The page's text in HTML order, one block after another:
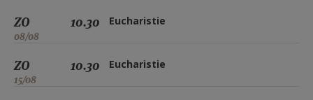
ZO
08/08
10.30 Eucharistie
ZO
15/08
10.30 Eucharistie